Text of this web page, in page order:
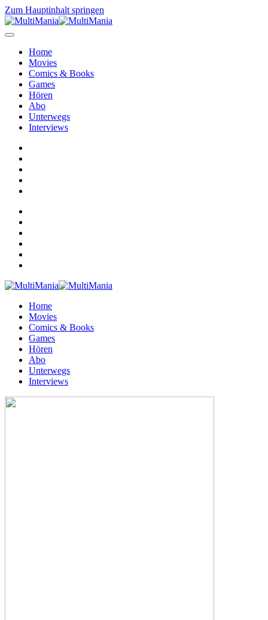
Zum Hauptinhalt springen
Home
Movies
Comics & Books
Games
Hören
Abo
Unterwegs
Interviews
Home
Movies
Comics & Books
Games
Hören
Abo
Unterwegs
Interviews